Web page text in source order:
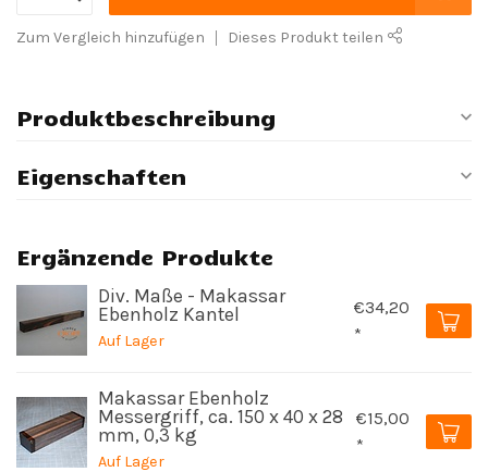
Zum Vergleich hinzufügen Dieses Produkt teilen
Produktbeschreibung
Eigenschaften
Ergänzende Produkte
Div. Maße - Makassar
Ebenholz Kantel
Auf Lager
€34,20
*
Makassar Ebenholz
Messergriff, ca. 150 x 40 x 28
mm, 0,3 kg
Auf Lager
€15,00
*